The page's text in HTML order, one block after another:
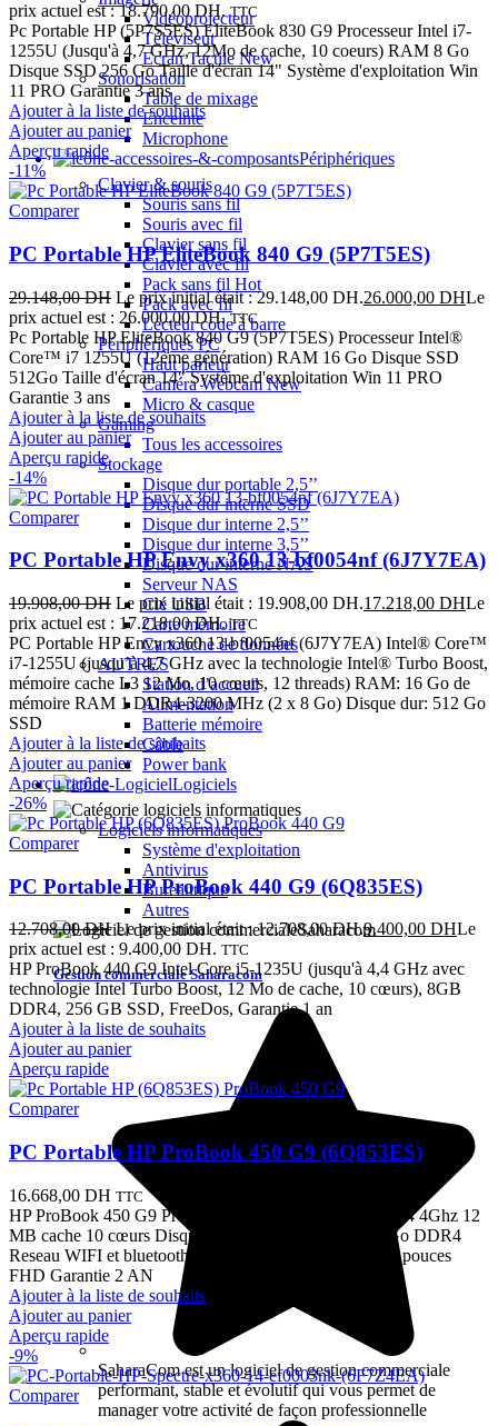
Vidéoprojecteur
Téléviseur
Ecran TactileNew
Sonorisation
Table de mixage
Enceinte
Microphone
Périphériques
Clavier & souris
Souris sans fil
Souris avec fil
Clavier sans fil
Clavier avec fil
Pack sans fil Hot
Pack avec fil
Lecteur code à barre
Périphériques PC
Haut parleur
Caméra WebcamNew
Micro & casque
Gaming
Tous les accessoires
Stockage
Disque dur portable 2,5’’
Disque dur interne SSD
Disque dur interne 2,5’’
Disque dur interne 3,5’’
Disque dur interne NAS
Serveur NAS
Clé USB
Carte mémoire
Cartouche de données
AUTRES
Station d’accueil
Alimentation
Batterie mémoire
Câble
Power bank
Logiciels
Logiciels informatiques
Système d'exploitation
Antivirus
Bureautique
Autres
Gestion commerciale Saharacom
SaharaCom est un logiciel de gestion commerciale
performant, stable et évolutif qui vous permet de
manager votre activité de façon professionnelle
prix actuel est : 18.790,00 DH. TTC
Pc Portable HP (5P7S5ES) EliteBook 830 G9 Processeur Intel i7-
1255U (Jusqu'à 4,7 GHz, 12Mo de cache, 10 coeurs) RAM 8 Go
Disque SSD 256 Go Taille d'écran 14" Système d'exploitation Win
11 PRO Garantie 3 ans
Ajouter à la liste de souhaits
Ajouter au panier
Aperçu rapide
-11%
Comparer
PC Portable HP EliteBook 840 G9 (5P7T5ES)
29.148,00DH Le prix initial était : 29.148,00 DH.26.000,00 DHLe
prix actuel est : 26.000,00 DH. TTC
Pc Portable HP EliteBook 840 G9 (5P7T5ES) Processeur Intel®
Core™ i7 1255U (12ème génération) RAM 16 Go Disque SSD
512Go Taille d'écran 14" Système d'exploitation Win 11 PRO
Garantie 3 ans
Ajouter à la liste de souhaits
Ajouter au panier
Aperçu rapide
-14%
Comparer
PC Portable HP Envy x360 13-bf0054nf (6J7Y7EA)
19.908,00DH Le prix initial était : 19.908,00 DH.17.218,00 DHLe
prix actuel est : 17.218,00 DH. TTC
PC Portable HP Envy x360 13-bf0054nf (6J7Y7EA) Intel® Core™
i7-1255U (jusqu’à 4,7 GHz avec la technologie Intel® Turbo Boost,
mémoire cache L3 12 Mo, 10 cœurs, 12 threads) RAM: 16 Go de
mémoire RAM 1 DDR4-3200 MHz (2 x 8 Go) Disque dur: 512 Go
SSD
Ajouter à la liste de souhaits
Ajouter au panier
Aperçu rapide
-26%
Comparer
PC Portable HP ProBook 440 G9 (6Q835ES)
12.708,00DH Le prix initial était : 12.708,00 DH.9.400,00 DHLe
prix actuel est : 9.400,00 DH. TTC
HP ProBook 440 G9 Intel Core i5-1235U (jusqu'à 4,4 GHz avec
technologie Intel Turbo Boost, 12 Mo de cache, 10 cœurs), 8GB
DDR4, 256 GB SSD, FreeDos, Garantie 1 an
Ajouter à la liste de souhaits
Ajouter au panier
Aperçu rapide
Comparer
PC Portable HP ProBook 450 G9 (6Q853ES)
16.668,00 DH TTC
HP ProBook 450 G9 Processeur Intel i5-1235U Jusqu a 4 4Ghz 12
MB cache 10 cœurs Disque Dur 512Go SSD RAM 8Go DDR4
Reseau WIFI et bluetooth Windows 11 pro Ecran 15,6" pouces
FHD Garantie 2 AN
Ajouter à la liste de souhaits
Ajouter au panier
Aperçu rapide
-9%
Comparer